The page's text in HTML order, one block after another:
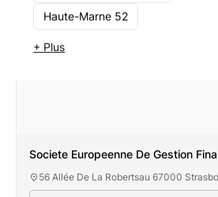
Haute-Marne 52
+ Plus
Societe Europeenne De Gestion
56 Allée De La Robertsau 67000